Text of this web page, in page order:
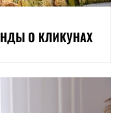
О КЛИКУНАХ